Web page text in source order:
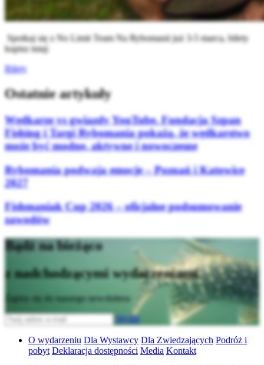
Spotkaj się z No Limit Team Na Rybomanii już 3-5 marca, bilety
kupisz tutaj:
Bilety
Ostatnie artykuły
Wędkarze vs gwiazdy YouTube. Fundacja Szpan
Fishing i Targi Rybomania pokażą, że wędkarstwo
może być modne, aktywne i nowoczesne
Rybomania podwaja emocje – Poznań i Katowice
2027
Fishmaniak Cup 2026 – oficjalne podsumowanie
zawodów
Bądź na bieżąco
z nadchodzącymi wydarzeniami
Zapisz się do naszego newslettera
Wyślij
O wydarzeniu Dla Wystawcy Dla Zwiedzających Podróż i
pobyt Deklaracja dostępności Media Kontakt